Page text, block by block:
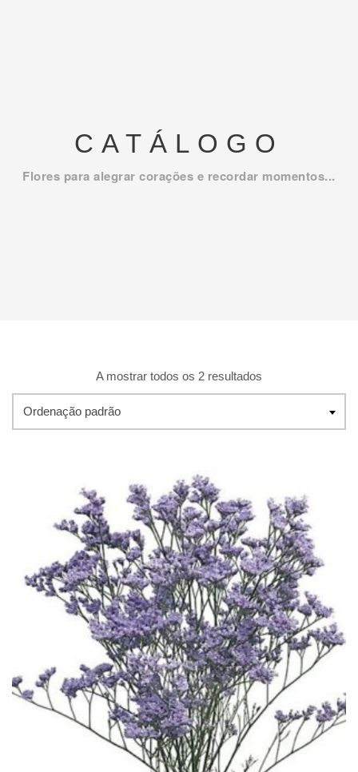
CATÁLOGO
Flores para alegrar corações e recordar momentos...
A mostrar todos os 2 resultados
Ordenação padrão